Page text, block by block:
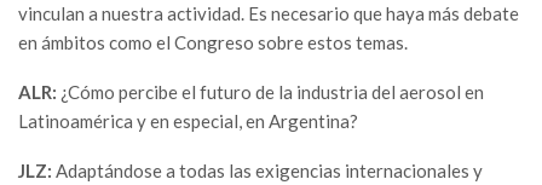
vinculan a nuestra actividad. Es necesario que haya más debate
en ámbitos como el Congreso sobre estos temas.
ALR: ¿Cómo percibe el futuro de la industria del aerosol en
Latinoamérica y en especial, en Argentina?
JLZ: Adaptándose a todas las exigencias internacionales y